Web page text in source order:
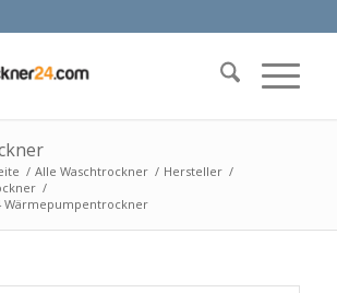
/ Alle Waschtrockner / Hersteller /
/
Wärmepumpentrockner